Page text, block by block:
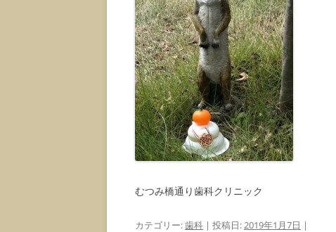
むつみ橋通り歯科クリニック
カテゴリー:歯科 | 投稿日:2019年1月7日 |